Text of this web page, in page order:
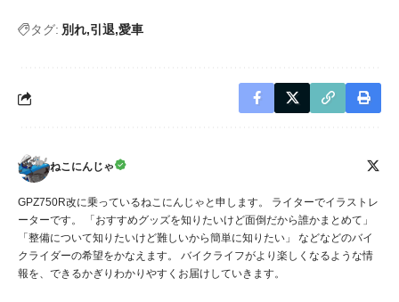
タグ: 別れ 引退 愛車
ねこにんじゃ
GPZ750R改に乗っているねこにんじゃと申します。 ライターでイラストレ
ーターです。 「おすすめグッズを知りたいけど面倒だから誰かまとめて」
「整備について知りたいけど難しいから簡単に知りたい」 などなどのバイ
クライダーの希望をかなえます。 バイクライフがより楽しくなるような情
報を、できるかぎりわかりやすくお届けしていきます。